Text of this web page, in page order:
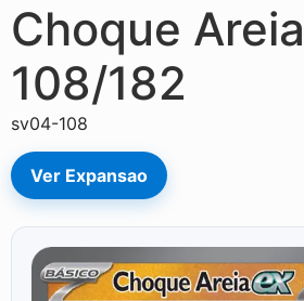
Choque
108/182
sv04-108
Ver Expansao